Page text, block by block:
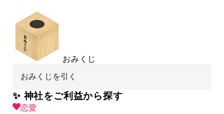
おみくじ
おみくじを引く
✨ 神社をご利益から探す
恋愛